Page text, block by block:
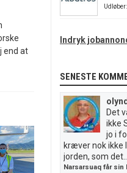
end at
Indryk
SENESTE
Det
ikke
jo i
kræver nok ikke
jorden, som det...
Narsarsuaq får